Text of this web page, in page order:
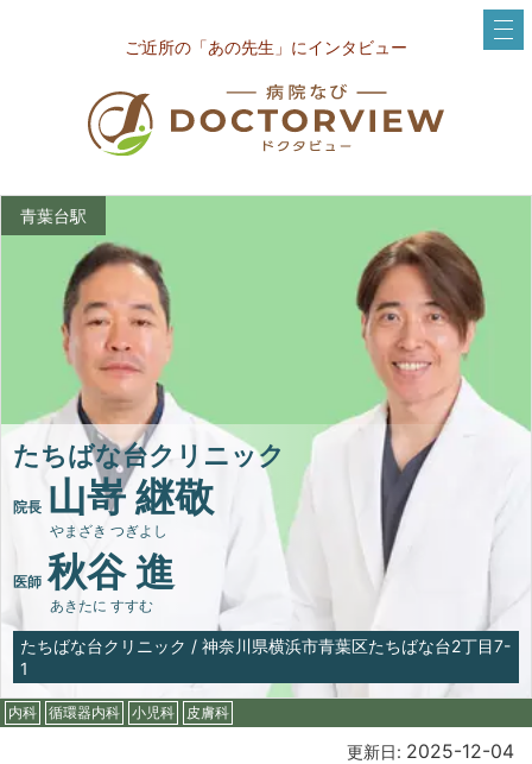
ご近所の「あの先生」にインタビュー
青葉台駅
たちばな台クリニック
院長 山嵜 継敬
やまざき つぎよし
医師 秋谷 進
あきたに すすむ
たちばな台クリニック / 神奈川県横浜市青葉区たちばな台2丁目7-
1
内科 循環器内科 小児科 皮膚科
更新日: 2025-12-04